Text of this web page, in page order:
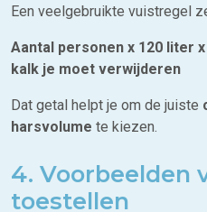
Een veelgebruikte vuistregel
Aantal personen x 120 liter
kalk je moet verwijderen
Dat getal helpt je om de juiste
harsvolume te kiezen.
4. Voorbeelden
toestellen